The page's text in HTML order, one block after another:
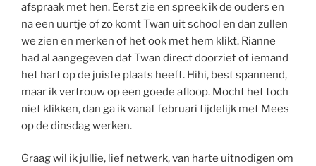
afspraak met hen. Eerst zie en spreek ik de ouders en
na een uurtje of zo komt Twan uit school en dan zullen
we zien en merken of het ook met hem klikt. Rianne
had al aangegeven dat Twan direct doorziet of iemand
het hart op de juiste plaats heeft. Hihi, best spannend,
maar ik vertrouw op een goede afloop. Mocht het toch
niet klikken, dan ga ik vanaf februari tijdelijk met Mees
op de dinsdag werken.
Graag wil ik jullie, lief netwerk, van harte uitnodigen om